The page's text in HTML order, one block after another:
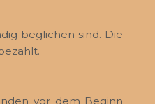
beglichen sind. Die
vor dem Beginn